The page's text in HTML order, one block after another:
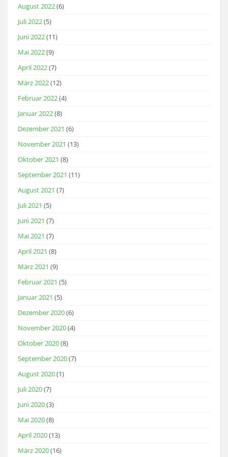
August 2022(6)
Juli 2022(5)
Juni 2022(11)
Mai 2022(9)
April 2022(7)
März 2022(12)
Februar 2022(4)
Januar 2022(8)
Dezember 2021 (6)
November 2021 (13)
Oktober 2021 (8)
September 2021 (11)
August 2021 (7)
Juli 2021 (5)
Juni 2021 (7)
Mai 2021 (7)
April 2021 (8)
März 2021 (9)
Februar 2021 (5)
Januar 2021 (5)
Dezember 2020(6)
November 2020(4)
Oktober 2020(8)
September 2020(7)
August 2020(1)
Juli 2020(7)
Juni 2020(3)
Mai 2020(8)
April 2020(13)
März 2020(16)